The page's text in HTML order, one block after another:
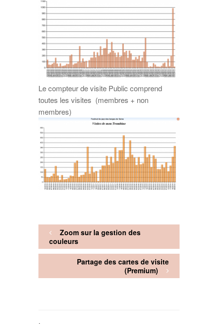
Le compteur de visite Public comprend
toutes les visites (membres + non
membres)
Zoom sur la gestion des
couleurs
Partage des cartes de visite
(Premium)
.